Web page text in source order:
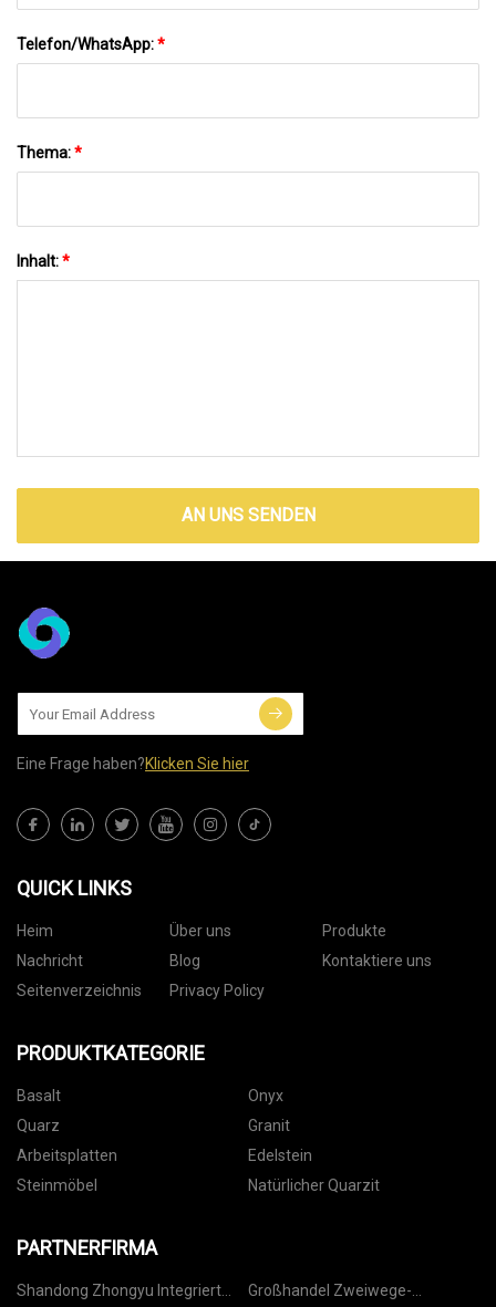
Telefon/WhatsApp:*
Thema:*
Inhalt:*
AN UNS SENDEN
Eine Frage haben?Klicken Sie hier
QUICK LINKS
Heim Über uns
Produkte
Nachricht
Blog
Kontaktiere uns
Seitenverzeichnis
Privacy Policy
PRODUKTKATEGORIE
Basalt
Onyx
Quarz
Granit
Arbeitsplatten
Edelstein
Steinmöbel
Natürlicher Quarzit
PARTNERFIRMA
Shandong Zhongyu Integriert Großhandel Zweiwege-